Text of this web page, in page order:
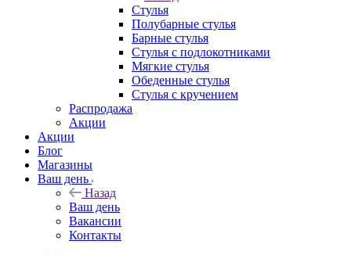
Стулья
Полубарные стулья
Барные стулья
Стулья с подлокотниками
Мягкие стулья
Обеденные стулья
Стулья с кручением
Распродажа
Акции
Акции
Блог
Магазины
Ваш день
Назад
Ваш день
Вакансии
Контакты